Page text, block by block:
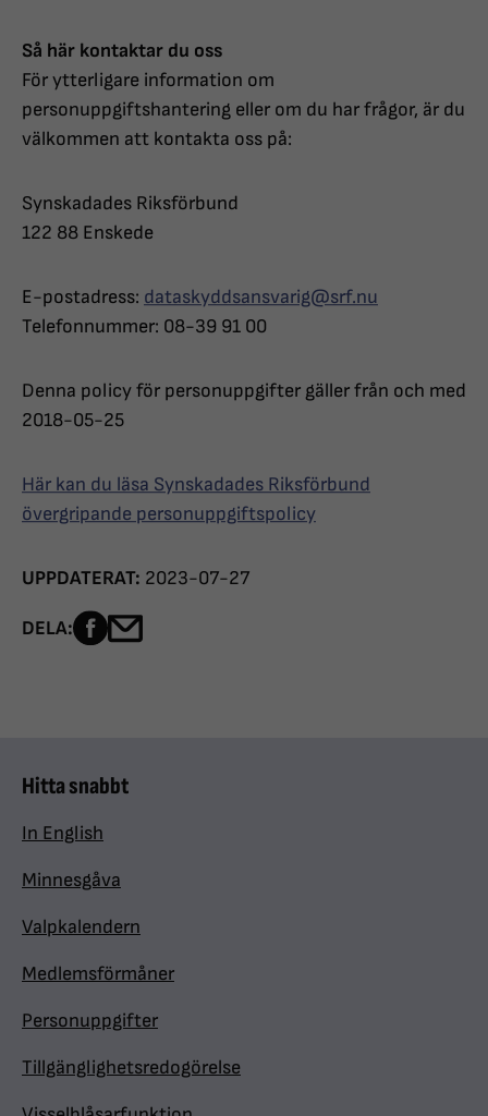
Så här kontaktar du oss
För ytterligare information om
personuppgiftshantering eller om du har frågor, är du
välkommen att kontakta oss på:
Synskadades Riksförbund
122 88 Enskede
E-postadress: dataskyddsansvarig@srf.nu
Telefonnummer: 08-39 91 00
Denna policy för personuppgifter gäller från och med
2018-05-25
Här kan du läsa Synskadades Riksförbund
övergripande personuppgiftspolicy
UPPDATERAT: 2023-07-27
DELA: Dela sidan på Facebook
Hitta snabbt
In English
Minnesgåva
Valpkalendern
Medlemsförmåner
Personuppgifter
Tillgänglighetsredogörelse